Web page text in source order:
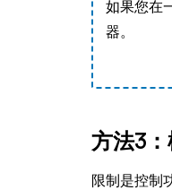
如果您在
器。
方法3：
限制是控制